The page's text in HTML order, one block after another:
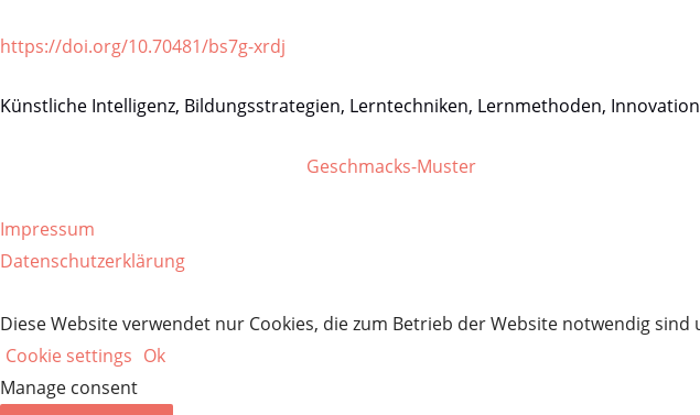
https://doi.org/10.70481/bs7g-xrdj
Künstliche Intelligenz, Bildungsstrategien, Lerntechniken, Lernmethoden,
Geschmacks-Muster
Impressum
Datenschutzerklärung
Diese Website verwendet nur Cookies, die zum Betrieb der Website notwendig
Cookie settings Ok
Manage consent